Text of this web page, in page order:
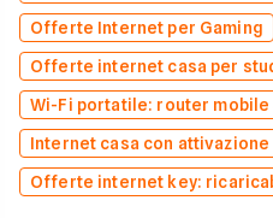
Offerte Internet per Gaming
Offerte internet casa per
Wi-Fi portatile: router mobile
Internet casa con
Offerte internet key: